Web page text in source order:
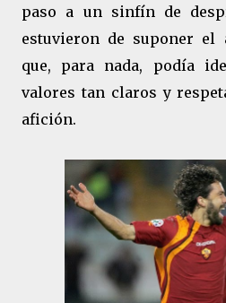
paso a un sinfín de
estuvieron de suponer el
que, para nada, podía
valores tan claros y
afición.